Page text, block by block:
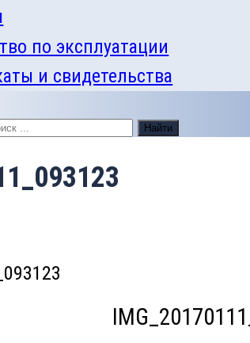
по эксплуатации
и свидетельства
Найти